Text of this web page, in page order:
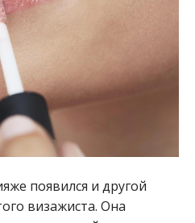
появился и другой
визажиста. Она